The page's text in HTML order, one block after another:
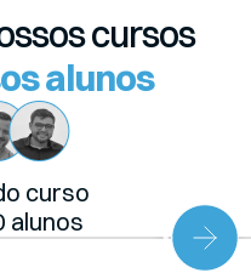
cursos
alunos
curso
alunos